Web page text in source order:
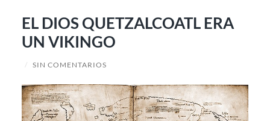
EL DIOS QUETZALCOATL ERA
UN VIKINGO
/ SIN COMENTARIOS